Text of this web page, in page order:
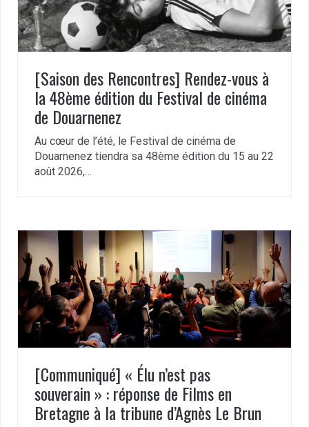
[Saison des Rencontres] Rendez-vous à
la 48ème édition du Festival de cinéma
de Douarnenez
Au cœur de l’été, le Festival de cinéma de
Douarnenez tiendra sa 48ème édition du 15 au 22
août 2026,…
[Communiqué] « Élu n’est pas
souverain » : réponse de Films en
Bretagne à la tribune d’Agnès Le Brun